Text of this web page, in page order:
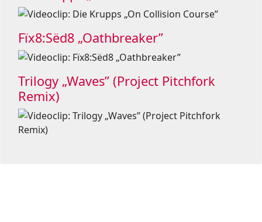
Fïx8:Sëd8 „Oathbreaker”
Trilogy „Waves” (Project Pitchfork
Remix)